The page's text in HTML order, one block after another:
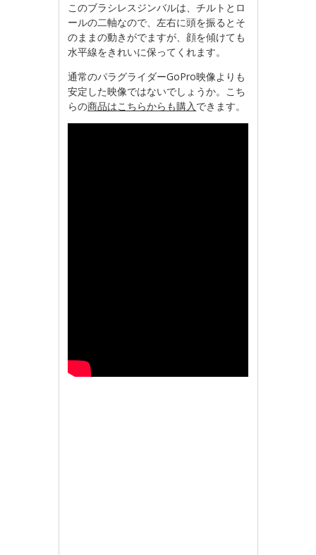
このブラシレスジンバルは、チルトとロ
ールの二軸なので、左右に頭を振るとそ
のままの動きがでますが、顔を傾けても
水平線をきれいに保ってくれます。
通常のパラグライダーGoPro映像よりも
安定した映像ではないでしょうか。こち
らの商品はこちらからも購入できます。